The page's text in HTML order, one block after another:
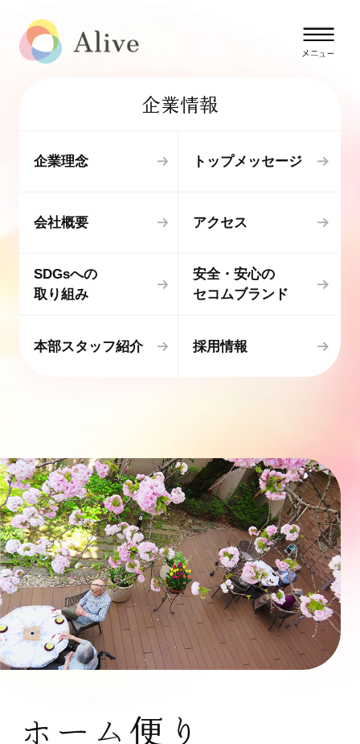
企業情報
企業理念 トップメッセージ
会社概要 アクセス
SDGsへの
取り組み
安全・安心の
セコムブランド
本部スタッフ紹介 採用情報
ホーム便り